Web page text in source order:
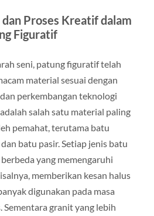
Proses Kreatif dalam
Figuratif
seni, patung figuratif telah
material sesuai dengan
perkembangan teknologi
salah satu material paling
pemahat, terutama batu
batu pasir. Setiap jenis batu
yang memengaruhi
memberikan kesan halus
digunakan pada masa
Sementara granit yang lebih